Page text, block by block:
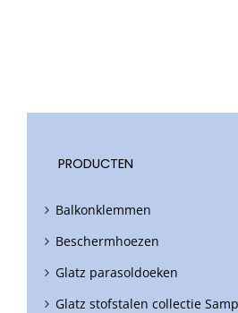
PRODUCTEN
Balkonklemmen
Beschermhoezen
Glatz parasoldoeken
Glatz stofstalen collectie